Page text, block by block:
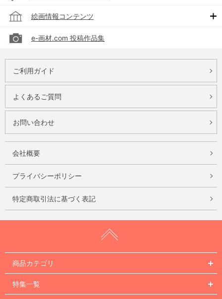
絵画情報コンテンツ
e-画材.com 投稿作品集
ご利用ガイド
よくあるご質問
お問い合わせ
会社概要
プライバシーポリシー
特定商取引法に基づく表記
商品カテゴリ
特集一覧